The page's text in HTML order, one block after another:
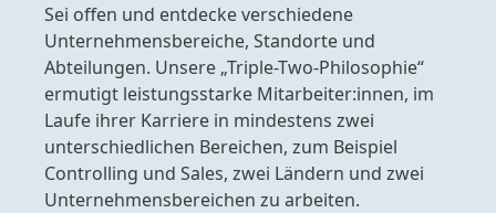
Sei offen und entdecke verschiedene
Unternehmensbereiche, Standorte und
Abteilungen. Unsere „Triple-Two-Philosophie“
ermutigt leistungsstarke Mitarbeiter:innen, im
Laufe ihrer Karriere in mindestens zwei
unterschiedlichen Bereichen, zum Beispiel
Controlling und Sales, zwei Ländern und zwei
Unternehmensbereichen zu arbeiten.